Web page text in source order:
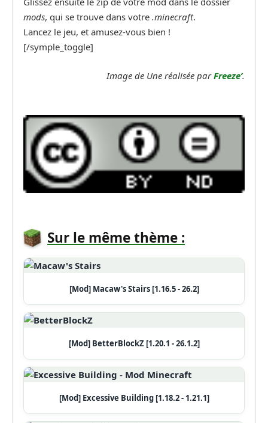
mods, qui se trouve dans votre .minecraft.
Lancez le jeu, et amusez-vous bien !
[/symple_toggle]
Image de Une réalisée parFreeze’.
Sur le même thème :
[Mod] Macaw's Stairs [1.16.5 - 26.2]
[Mod] BetterBlockZ [1.20.1 - 26.1.2]
[Mod] Excessive Building [1.18.2 - 1.21.1]